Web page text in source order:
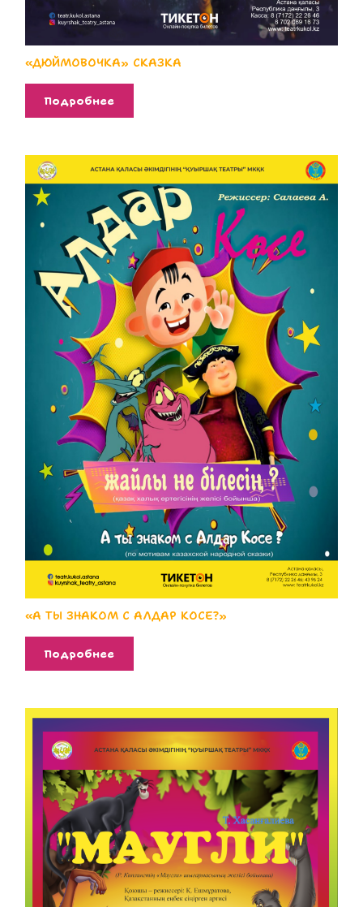
«ДЮЙМОВОЧКА» СКАЗКА
Подробнее
«А ТЫ ЗНАКОМ С АЛДАР КОСЕ?»
Подробнее